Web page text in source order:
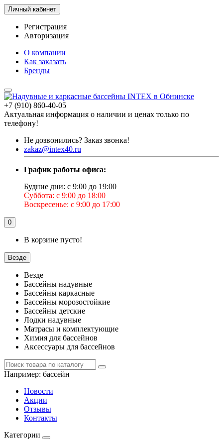
Личный кабинет
Регистрация
Авторизация
О компании
Как заказать
Бренды
+7 (910) 860-40-05
Актуальная информация о наличии и ценах только по
телефону!
Не дозвонились? Заказ звонка!
zakaz@intex40.ru
График работы офиса:
Будние дни: с 9:00 до 19:00
Суббота: с 9:00 до 18:00
Воскресенье: с 9:00 до 17:00
0
В корзине пусто!
Везде
Везде
Бассейны надувные
Бассейны каркасные
Бассейны морозостойкие
Бассейны детские
Лодки надувные
Матрасы и комплектующие
Химия для бассейнов
Аксессуары для бассейнов
Например: бассейн
Новости
Акции
Отзывы
Контакты
Категории